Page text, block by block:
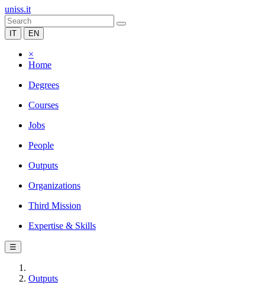
uniss.it
IT EN
×
Home
Degrees
Courses
Jobs
People
Outputs
Organizations
Third Mission
Expertise & Skills
☰
Outputs